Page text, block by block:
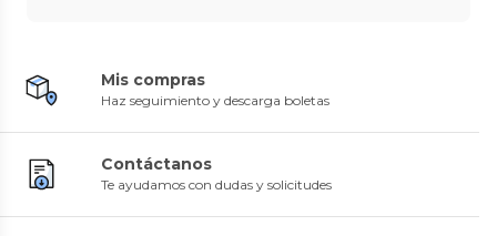
Mis compras
Haz seguimiento y descarga boletas
Contáctanos
Te ayudamos con dudas y solicitudes